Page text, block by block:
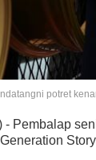
potret
Pembalap